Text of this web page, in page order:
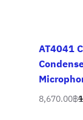
AT4041
Original
8,670.00฿
Current